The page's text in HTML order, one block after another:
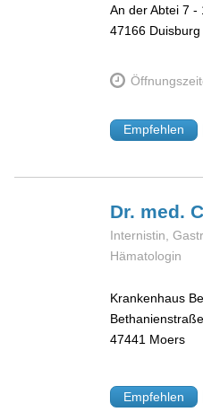
An der Abtei 7 -
47166 Duisburg
Empfehlen
Dr. med.
Internistin,
Hämatologin
Krankenhaus
47441 Moers
Empfehlen